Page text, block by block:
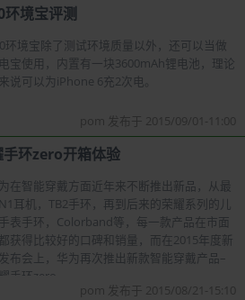
境宝评测
环境宝除了测试环境质量以外，还可以当做
宝使用，内置有一块3600mAh锂电池，理论
来说可以为iPhone 6充2次电。
pom 发布于 2015/09/01-11:00
环zero开箱体验
在智能穿戴方面近年来不断推出新品，从最
耳机，TB2手环，再到后来的荣耀系列的儿
表手环，Colorband等，每一款产品在市面
都获得比较好的口碑和销量，而在2015年度新
布会上，华为再次推出新款智能穿戴产品–
手环zero。
pom 发布于 2015/08/21-15:10